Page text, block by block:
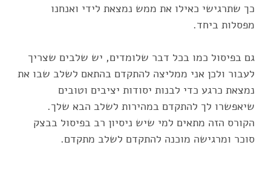
כך שתרגישי כאילו את ממש נמצאת לידי ואנחנו
גם בפיסול כמו בכל דבר שלומדים, יש שלבים שצריך
לעבור ולכן אני ממליצה להתקדם בהתאם לשלב שבו את
נמצאת כרגע כדי לבנות יסודות יציבים וטובים
הקורס הזה מתאים למי שיש ניסיון רב בפיסול בבצק
סוכר ומרגישה מוכנה להתקדם לשלב מתקדם.